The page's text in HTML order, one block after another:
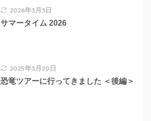
2026年3月3日
サマータイム 2026
2025年3月20日
恐竜ツアーに行ってきました ＜後編＞